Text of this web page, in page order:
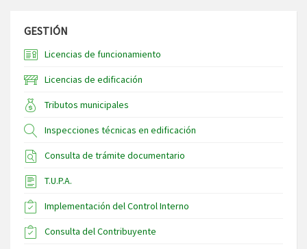
GESTIÓN
Licencias de funcionamiento
Licencias de edificación
Tributos municipales
Inspecciones técnicas en edificación
Consulta de trámite documentario
T.U.P.A.
Implementación del Control Interno
Consulta del Contribuyente